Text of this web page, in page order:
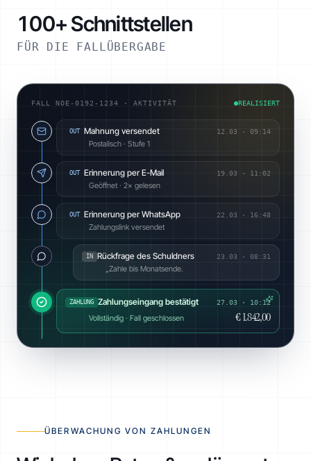
100+ Schnittstellen
FÜR DIE FALLÜBERGABE
FALL NOE-0192-1234 · AKTIVITÄT REALISIERT
OUT Mahnung versendet 12.03 · 09:14
Postalisch · Stufe 1
OUT Erinnerung per E-Mail 19.03 · 11:02
Geöffnet · 2× gelesen
OUT Erinnerung per WhatsApp 22.03 · 16:48
Zahlungslink versendet
IN Rückfrage des Schuldners 23.03 · 08:31
„Zahle bis Monatsende.
ZAHLUNG Zahlungseingang bestätigt 27.03 · 10:12
Vollständig · Fall geschlossen € 1.842,00
ÜBERWACHUNG VON ZAHLUNGEN